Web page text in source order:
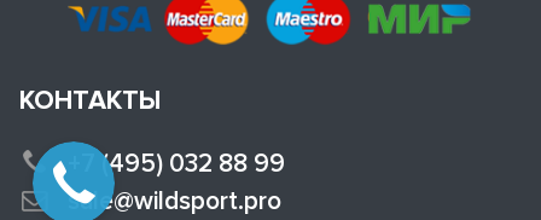
КОНТАКТЫ
+7 (495) 032 88 99
sale@wildsport.pro